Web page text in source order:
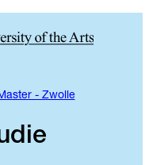
- Zwolle